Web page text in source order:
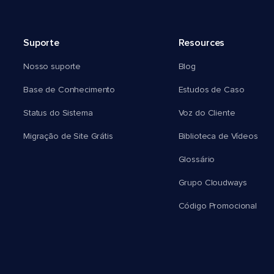
Suporte
Nosso suporte
Base de Conhecimento
Status do Sistema
Migração de Site Grátis
Resources
Blog
Estudos de Caso
Voz do Cliente
Biblioteca de Vídeos
Glossário
Grupo Cloudways
Código Promocional